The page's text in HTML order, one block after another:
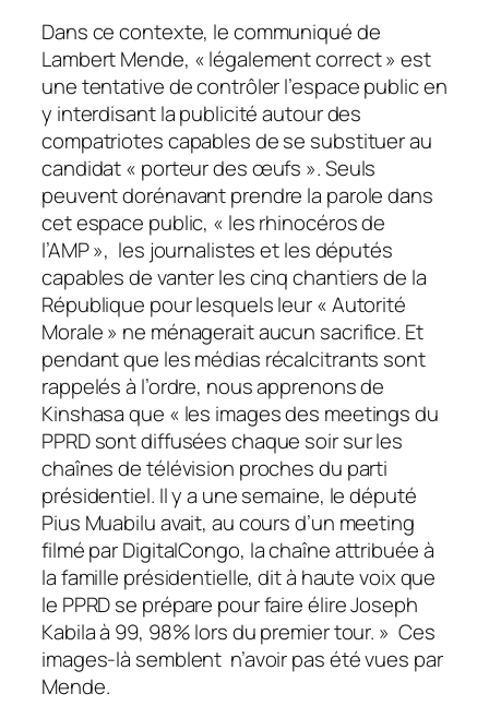
Dans ce contexte, le communiqué de
Lambert Mende, « légalement correct » est
une tentative de contrôler l’espace public en
y interdisant la publicité autour des
compatriotes capables de se substituer au
candidat « porteur des œufs ». Seuls
peuvent dorénavant prendre la parole dans
cet espace public, « les rhinocéros de
l’AMP », les journalistes et les députés
capables de vanter les cinq chantiers de la
République pour lesquels leur « Autorité
Morale » ne ménagerait aucun sacrifice. Et
pendant que les médias récalcitrants sont
rappelés à l’ordre, nous apprenons de
Kinshasa que « les images des meetings du
PPRD sont diffusées chaque soir sur les
chaînes de télévision proches du parti
présidentiel. Il y a une semaine, le député
Pius Muabilu avait, au cours d’un meeting
filmé parDigitalCongo, la chaîne attribuée à
la famille présidentielle, dit à haute voix que
le PPRD se prépare pour faire élire Joseph
Kabila à 99, 98% lors du premier tour. » Ces
images-là semblent n’avoir pas été vues par
Mende.